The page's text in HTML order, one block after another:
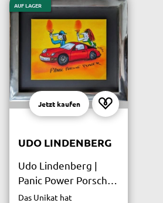
AUF LAGER
Jetzt kaufen
UDO LINDENBERG
Udo Lindenberg |
Panic Power Porsche
UNIKAT
Das Unikat hat